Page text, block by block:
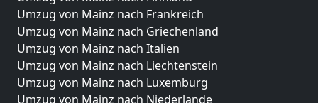
Umzug von Mainz nach Frankreich
Umzug von Mainz nach Griechenland
Umzug von Mainz nach Italien
Umzug von Mainz nach Liechtenstein
Umzug von Mainz nach Luxemburg
Umzug von Mainz nach Niederlande